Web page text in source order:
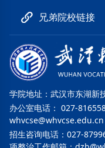
兄弟院校链接
学院地址：武汉市东湖新
办公室电话： 027-
whvcse@whvcse.edu.cn
招生咨询电话：027-